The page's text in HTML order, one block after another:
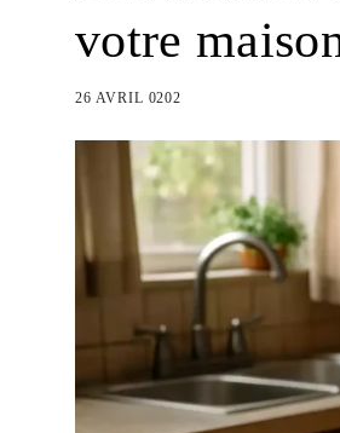
votre
26 AVRIL 0202